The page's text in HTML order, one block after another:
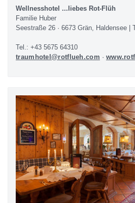
Wellnesshotel ...liebes Rot-Flüh
Familie Huber
Seestraße 26 · 6673 Grän, Haldensee |
Tel.: +43 5675 64310
traumhotel@rotflueh.com ·